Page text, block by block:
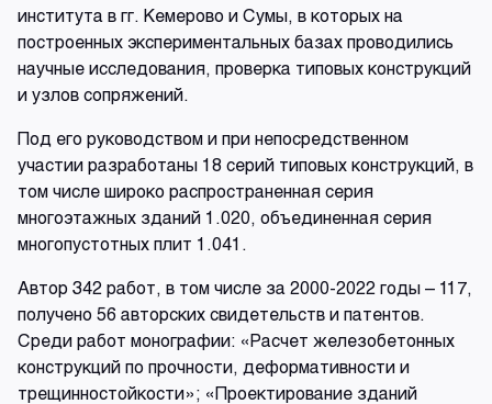
института в гг. Кемерово и Сумы, в которых на
построенных экспериментальных базах проводились
научные исследования, проверка типовых конструкций
и узлов сопряжений.
Под его руководством и при непосредственном
участии разработаны 18 серий типовых конструкций, в
том числе широко распространенная серия
многоэтажных зданий 1.020, объединенная серия
многопустотных плит 1.041.
Автор 342 работ, в том числе за 2000-2022 годы – 117,
получено 56 авторских свидетельств и патентов.
Среди работ монографии: «Расчет железобетонных
конструкций по прочности, деформативности и
трещинностойкости»; «Проектирование зданий